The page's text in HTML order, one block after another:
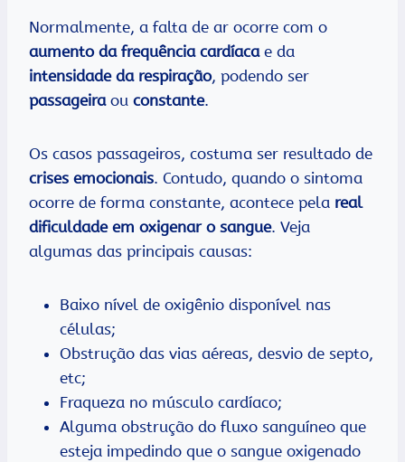
Normalmente, a falta de ar ocorre com o
aumento da frequência cardíacae da
intensidade da respiração, podendo ser
passageira ou constante.
Os casos passageiros, costuma ser resultado de
crises emocionais. Contudo, quando o sintoma
ocorre de forma constante, acontece pela real
dificuldade em oxigenar o sangue. Veja
algumas das principais causas:
Baixo nível de oxigênio disponível nas
células;
Obstrução das vias aéreas, desvio de septo,
etc;
Fraqueza no músculo cardíaco;
Alguma obstrução do fluxo sanguíneo que
esteja impedindo que o sangue oxigenado